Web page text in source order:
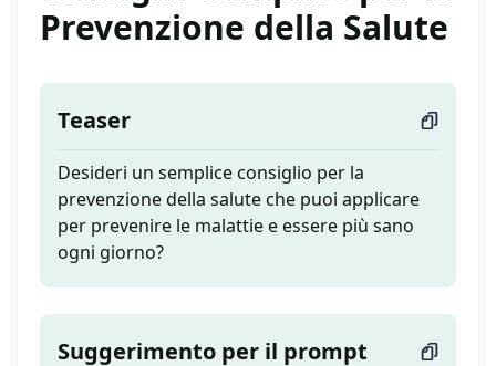
Prevenzione della Salute
Teaser
Desideri un semplice consiglio per la
prevenzione della salute che puoi applicare
per prevenire le malattie e essere più sano
ogni giorno?
Suggerimento per il prompt